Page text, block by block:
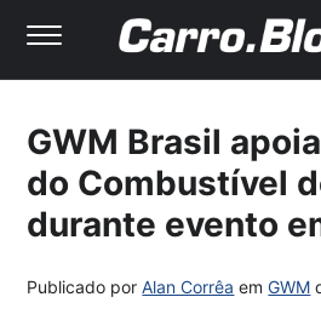
GWM Brasil
do Combustível
durante evento
Publicado porAlan Corrêa emGWM